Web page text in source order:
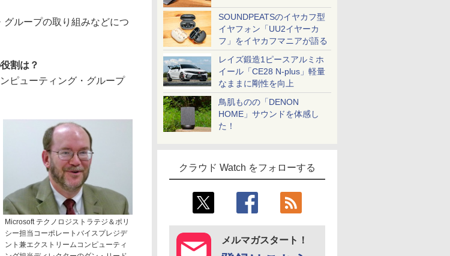
SOUNDPEATSのイヤカフ型
イヤフォン「UU2イヤーカ
フ」をイヤカフマニアが語る
レイズ鍛造1ピースアルミホ
イール「CE28 N-plus」軽量
なままに剛性を向上
鳥肌ものの「DENON
HOME」サウンドを体感し
た！
クラウド Watch をフォローする
メルマガスタート！
ループの取り組みなどにつ
割は？
ピューティング・グループ
Microsoft テクノロジストラテジ＆ポリ
シー担当コーポレートバイスプレジデ
ント兼エクストリームコンピューティ